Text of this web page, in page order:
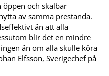
öppen och skalbar
av samma prestanda.
än att alla
blir det en mindre
än om alla skulle köra
Elfsson, Sverigechef på